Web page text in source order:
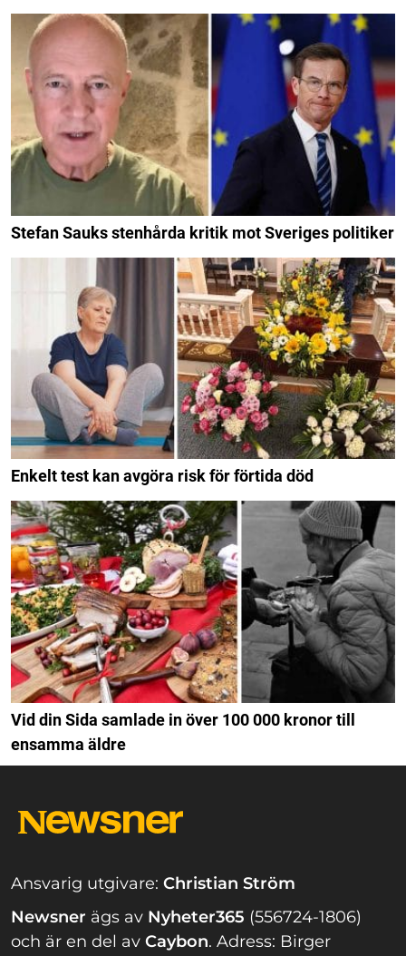
Stefan Sauks stenhårda kritik mot Sveriges politiker
Enkelt test kan avgöra risk för förtida död
Vid din Sida samlade in över 100 000 kronor till
ensamma äldre
Ansvarig utgivare: Christian Ström
Newsner ägs av Nyheter365 (556724-1806)
och är en del av Caybon. Adress: Birger